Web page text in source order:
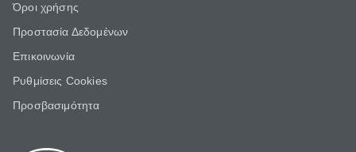
Όροι χρήσης
Προστασία Δεδομένων
Επικοινωνία
Ρυθμίσεις Cookies
Προσβασιμότητα